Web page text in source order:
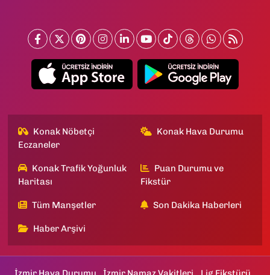
Konak Nöbetçi
Eczaneler
Konak Hava Durumu
Konak Trafik Yoğunluk
Haritası
Puan Durumu ve
Fikstür
Tüm Manşetler Son Dakika Haberleri
Haber Arşivi